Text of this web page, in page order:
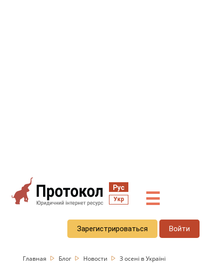
Рус
Укр ☰
Зарегистрироваться Войти
Главная Блог Новости
З осені в Україні